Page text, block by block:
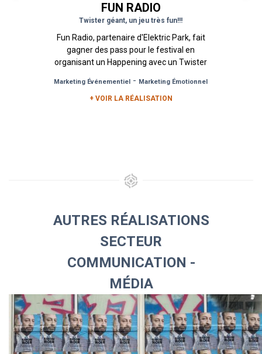
FUN RADIO
Twister géant, un jeu très fun!!!
Fun Radio, partenaire d'Elektric Park, fait
gagner des pass pour le festival en
organisant un Happening avec un Twister
Marketing Événementiel - Marketing Émotionnel
+ VOIR LA RÉALISATION
AUTRES RÉALISATIONS
SECTEUR
COMMUNICATION -
MÉDIA